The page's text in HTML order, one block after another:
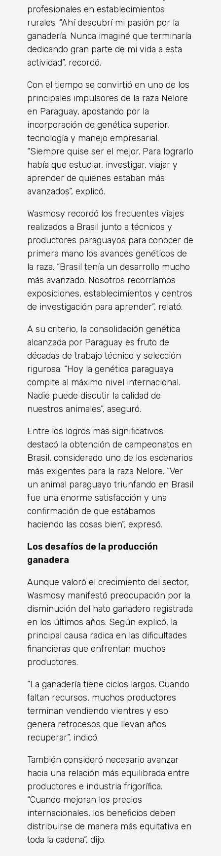
profesionales en establecimientos
rurales. “Ahí descubrí mi pasión por la
ganadería. Nunca imaginé que terminaría
dedicando gran parte de mi vida a esta
actividad”, recordó.
Con el tiempo se convirtió en uno de los
principales impulsores de la raza Nelore
en Paraguay, apostando por la
incorporación de genética superior,
tecnología y manejo empresarial.
“Siempre quise ser el mejor. Para lograrlo
había que estudiar, investigar, viajar y
aprender de quienes estaban más
avanzados”, explicó.
Wasmosy recordó los frecuentes viajes
realizados a Brasil junto a técnicos y
productores paraguayos para conocer de
primera mano los avances genéticos de
la raza. “Brasil tenía un desarrollo mucho
más avanzado. Nosotros recorríamos
exposiciones, establecimientos y centros
de investigación para aprender”, relató.
A su criterio, la consolidación genética
alcanzada por Paraguay es fruto de
décadas de trabajo técnico y selección
rigurosa. “Hoy la genética paraguaya
compite al máximo nivel internacional.
Nadie puede discutir la calidad de
nuestros animales”, aseguró.
Entre los logros más significativos
destacó la obtención de campeonatos en
Brasil, considerado uno de los escenarios
más exigentes para la raza Nelore. “Ver
un animal paraguayo triunfando en Brasil
fue una enorme satisfacción y una
confirmación de que estábamos
haciendo las cosas bien”, expresó.
Los desafíos de la producción
ganadera
Aunque valoró el crecimiento del sector,
Wasmosy manifestó preocupación por la
disminución del hato ganadero registrada
en los últimos años. Según explicó, la
principal causa radica en las dificultades
financieras que enfrentan muchos
productores.
“La ganadería tiene ciclos largos. Cuando
faltan recursos, muchos productores
terminan vendiendo vientres y eso
genera retrocesos que llevan años
recuperar”, indicó.
También consideró necesario avanzar
hacia una relación más equilibrada entre
productores e industria frigorífica.
“Cuando mejoran los precios
internacionales, los beneficios deben
distribuirse de manera más equitativa en
toda la cadena”, dijo.